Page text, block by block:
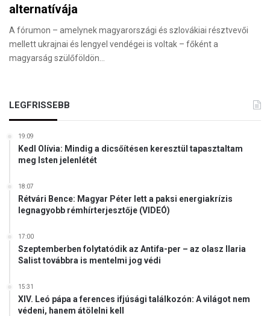
alternatívája
A fórumon – amelynek magyarországi és szlovákiai résztvevői
mellett ukrajnai és lengyel vendégei is voltak – főként a
magyarság szülőföldön…
LEGFRISSEBB
19:09
Kedl Olívia: Mindig a dicsőítésen keresztül tapasztaltam
meg Isten jelenlétét
18:07
Rétvári Bence: Magyar Péter lett a paksi energiakrízis
legnagyobb rémhírterjesztője (VIDEÓ)
17:00
Szeptemberben folytatódik az Antifa-per – az olasz Ilaria
Salist továbbra is mentelmi jog védi
15:31
XIV. Leó pápa a ferences ifjúsági találkozón: A világot nem
védeni, hanem átölelni kell